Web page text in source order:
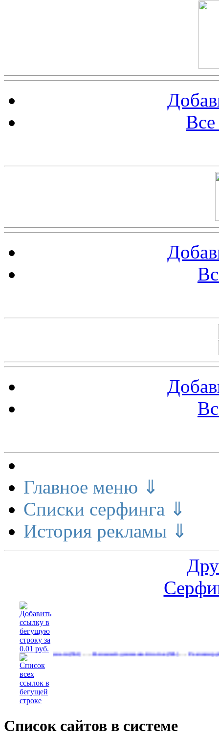
Главное меню ⇓
Списки серфинга ⇓
История рекламы ⇓
делает деньги(561)…Реальный денежный поток(591)…Рекламируйтесь на
Список сайтов в системе